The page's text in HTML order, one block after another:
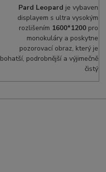
Pard Leopard je vybaven
displayem s ultra vysokým
rozlišením 1600*1200 pro
monokuláry a poskytne
pozorovací obraz, který je
bohatší, podrobnější a výjimečně
čistý